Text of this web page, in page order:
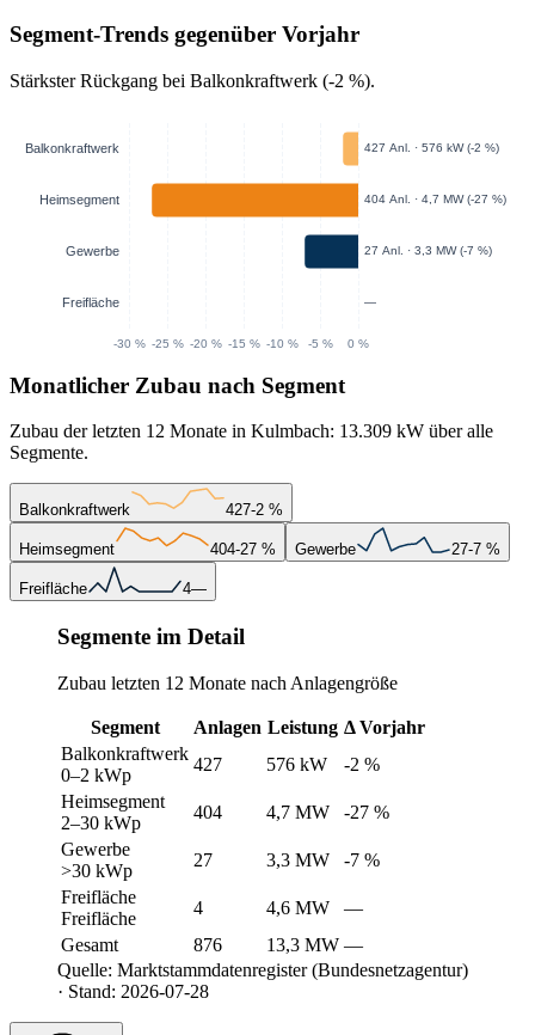
Segment-Trends gegenüber Vorjahr
Stärkster Rückgang bei Balkonkraftwerk (-2 %).
Monatlicher Zubau nach Segment
Zubau der letzten 12 Monate in Kulmbach: 13.309 kW über alle
Segmente.
Balkonkraftwerk 427-2 %
Heimsegment 404-27 % Gewerbe 27-7 %
Freifläche 4—
Segmente im Detail
Zubau letzten 12 Monate nach Anlagengröße
Segment Anlagen Leistung Δ Vorjahr
Balkonkraftwerk
0–2 kWp
427 576 kW
-2 %
Heimsegment
2–30 kWp
404 4,7 MW
-27 %
Gewerbe
>30 kWp
27 3,3 MW
-7 %
Freifläche
Freifläche
4 4,6 MW
—
Gesamt
876 13,3 MW —
Quelle: Marktstammdatenregister (Bundesnetzagentur)
· Stand: 2026-07-28